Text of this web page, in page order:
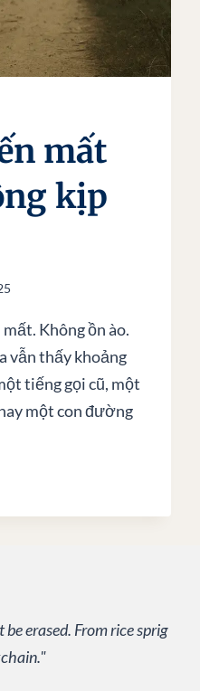
mất
kịp
Không ồn ào.
vẫn thấy khoảng
tiếng gọi cũ, một
một con đường
erased. From rice sprig